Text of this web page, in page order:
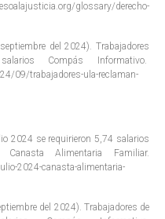
glossary/derecho-
del 2024). Trabajadores
Compás Informativo.
09/trabajadores-ula-reclaman-
2024 se requirieron 5,74 salarios
Alimentaria Familiar.
2024-canasta-alimentaria-
del 2024). Trabajadores de